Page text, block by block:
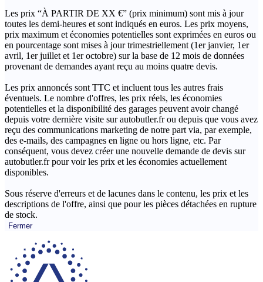
Les prix “À PARTIR DE XX €” (prix minimum) sont mis à jour
toutes les demi-heures et sont indiqués en euros. Les prix moyens,
prix maximum et économies potentielles sont exprimées en euros ou
en pourcentage sont mises à jour trimestriellement (1er janvier, 1er
avril, 1er juillet et 1er octobre) sur la base de 12 mois de données
provenant de demandes ayant reçu au moins quatre devis.
Les prix annoncés sont TTC et incluent tous les autres frais
éventuels. Le nombre d'offres, les prix réels, les économies
potentielles et la disponibilité des garages peuvent avoir changé
depuis votre dernière visite sur autobutler.fr ou depuis que vous avez
reçu des communications marketing de notre part via, par exemple,
des e-mails, des campagnes en ligne ou hors ligne, etc. Par
conséquent, vous devez créer une nouvelle demande de devis sur
autobutler.fr pour voir les prix et les économies actuellement
disponibles.
Sous réserve d'erreurs et de lacunes dans le contenu, les prix et les
descriptions de l'offre, ainsi que pour les pièces détachées en rupture
de stock.
Fermer